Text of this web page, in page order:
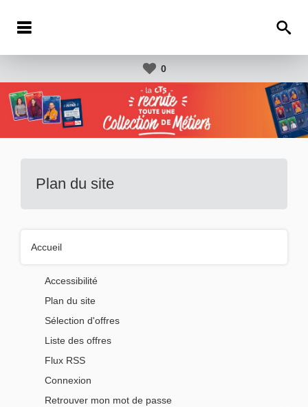
0
Plan du site
Accueil
Accessibilité
Plan du site
Sélection d'offres
Liste des offres
Flux RSS
Connexion
Retrouver mon mot de passe